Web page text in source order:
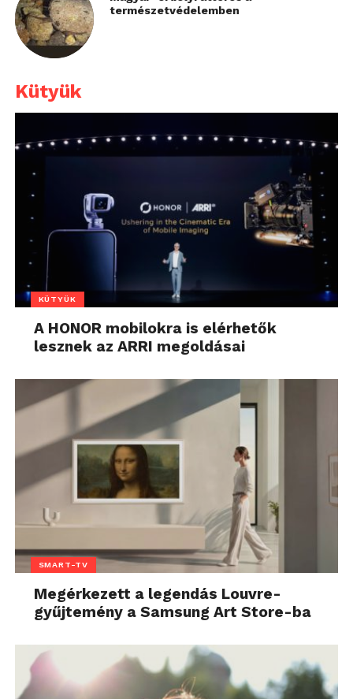
természetvédelemben
Kütyük
KÜTYÜK
A HONOR mobilokra is elérhetők
lesznek az ARRI megoldásai
SMART-TV
Megérkezett a legendás Louvre-
gyűjtemény a Samsung Art Store-ba